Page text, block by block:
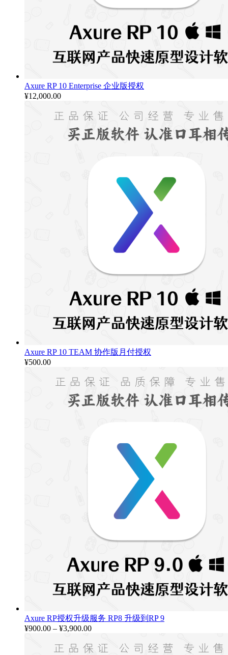
Axure RP 10 Enterprise 企业版授权
¥12,000.00
Axure RP 10 TEAM 协作版月付授权
¥500.00
Axure RP授权升级服务 RP8 升级到RP 9
¥900.00 – ¥3,900.00价
范